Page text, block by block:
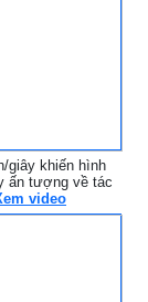
giây khiến hình
ấn tượng về tác
video